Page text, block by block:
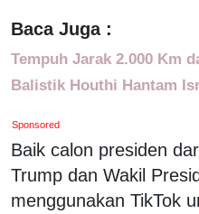
Baca Juga :
Tempuh Jarak 2.000 Km
Balistik Houthi Hantam
Sponsored
Baik calon presiden
Trump dan Wakil
menggunakan TikTok